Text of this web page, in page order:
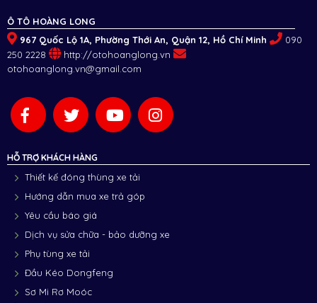
Ô TÔ HOÀNG LONG
967 Quốc Lộ 1A, Phường Thới An, Quận 12, Hồ Chí Minh
090
250 2228
http://otohoanglong.vn
otohoanglong.vn@gmail.com
HỖ TRỢ KHÁCH HÀNG
Thiết kế đóng thùng xe tải
Hướng dẫn mua xe trả góp
Yêu cầu báo giá
Dịch vụ sửa chữa - bảo dưỡng xe
Phụ tùng xe tải
Đầu Kéo Dongfeng
Sơ Mi Rơ Moóc